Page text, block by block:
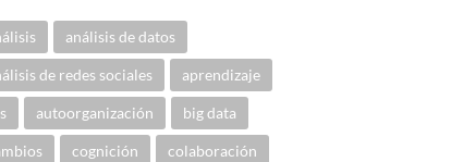
análisis de datos
de redes sociales aprendizaje
autoorganización big data
cognición colaboración